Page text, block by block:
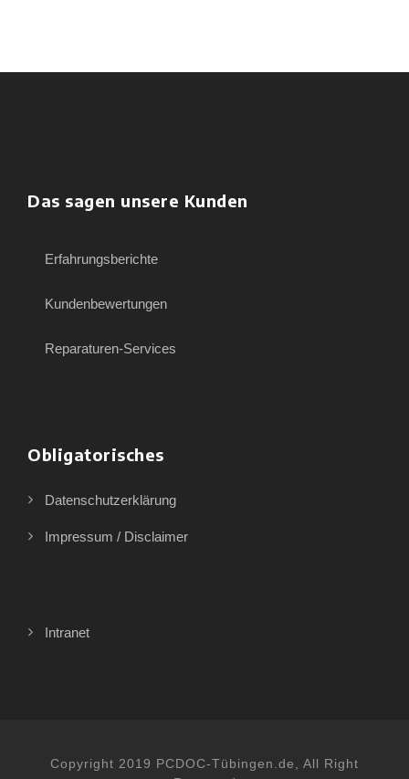
Das sagen unsere Kunden
Erfahrungsberichte
Kundenbewertungen
Reparaturen-Services
Obligatorisches
Datenschutzerklärung
Impressum / Disclaimer
Intranet
Copyright 2019 PCDOC-Tübingen.de, All Right